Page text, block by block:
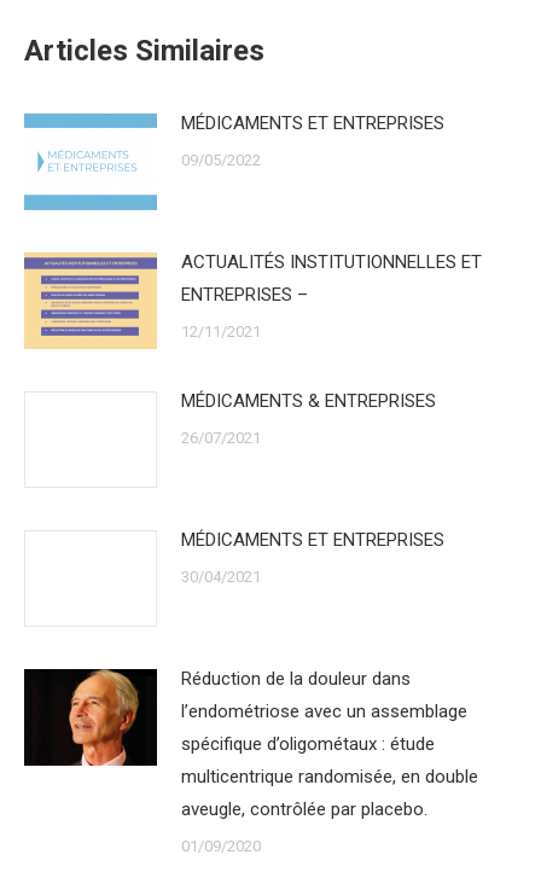
Articles Similaires
MÉDICAMENTS ET ENTREPRISES
09/05/2022
ACTUALITÉS INSTITUTIONNELLES ET
ENTREPRISES –
12/11/2021
MÉDICAMENTS & ENTREPRISES
26/07/2021
MÉDICAMENTS ET ENTREPRISES
30/04/2021
Réduction de la douleur dans
l’endométriose avec un assemblage
spécifique d’oligométaux : étude
multicentrique randomisée, en double
aveugle, contrôlée par placebo.
01/09/2020